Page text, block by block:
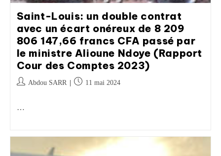
Saint-Louis: un double contrat
avec un écart onéreux de 8 209
806 147,66 francs CFA passé par
le ministre Alioune Ndoye (Rapport
Cour des Comptes 2023)
Abdou SARR 11 mai 2024
…